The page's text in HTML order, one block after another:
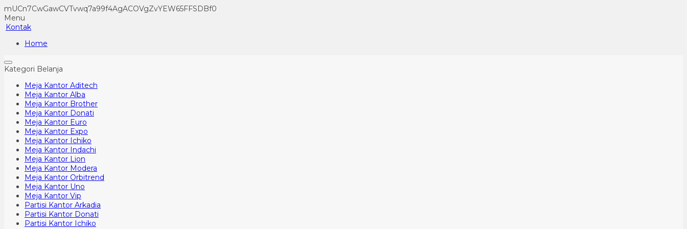
mUCn7CwGawCVTvwq7a99f4AgACOVgZvYEW65FFSDBf0
Menu
Kontak
Home
Kategori Belanja
Meja Kantor Aditech
Meja Kantor Alba
Meja Kantor Brother
Meja Kantor Donati
Meja Kantor Euro
Meja Kantor Expo
Meja Kantor Ichiko
Meja Kantor Indachi
Meja Kantor Lion
Meja Kantor Modera
Meja Kantor Orbitrend
Meja Kantor Uno
Meja Kantor Vip
Partisi Kantor Arkadia
Partisi Kantor Donati
Partisi Kantor Ichiko